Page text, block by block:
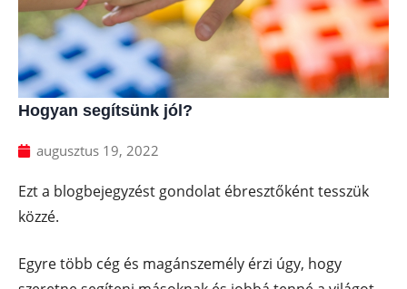
Hogyan segítsünk jól?
augusztus 19, 2022
Ezt a blogbejegyzést gondolat ébresztőként tesszük
közzé.
Egyre több cég és magánszemély érzi úgy, hogy